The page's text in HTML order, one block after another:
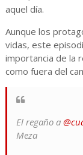
aquel día.
Aunque los
vidas, este
importancia de la
como fuera del
El regaño a
Meza